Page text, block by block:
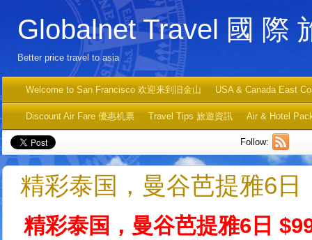
Globalnet Travel 國 際
Better price travel to asia
Welcome to San Francisco 欢迎来到旧金山 USA & Canada East
Discount Air Fare 優惠机票 Travel Tips 旅遊資訊 Air & Hotel
Follow:
精彩泰国，曼谷芭提雅6日
精彩泰国，曼谷芭提雅6日